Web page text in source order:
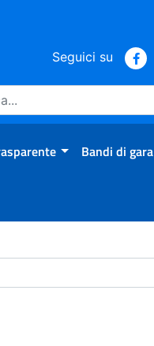
Seguici su
Bandi di gara